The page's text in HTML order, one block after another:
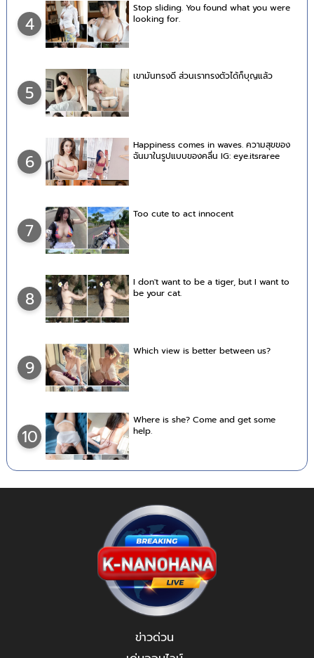
4
Stop sliding. You found what you were
looking for.
5
เขามันทรงดี ส่วนเราทรงตัวได้ก็บุญแล้ว
6
Happiness comes in waves. ความสุขของ
ฉันมาในรูปแบบของคลื่น IG: eye.itsraree
7
Too cute to act innocent
8
I don't want to be a tiger, but I want to
be your cat.
9
Which view is better between us?
10
Where is she? Come and get some
help.
ข่าวด่วน